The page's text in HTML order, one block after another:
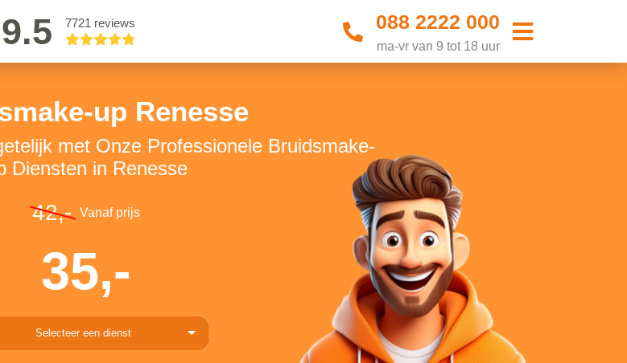
9.5 7721 reviews 088 2222 000
ma-vr van 9 tot 18 uur
up Renesse
met Onze Professionele Bruidsmake-
Diensten in Renesse
42,- Vanaf prijs
35,-
Selecteer een dienst